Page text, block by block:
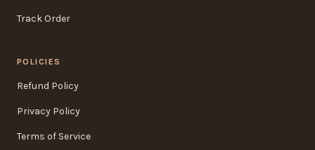
Track Order
POLICIES
Refund Policy
Privacy Policy
Terms of Service